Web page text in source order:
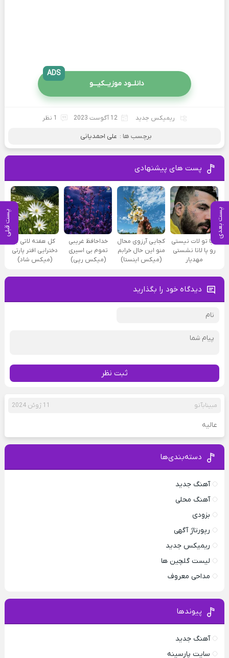
پست بعدی پست قبلی
دانلــود موزیــکیـــو
ADS
ریمیکس جدید 12 آگوست 2023 1 نظر
برچسب ها : علی احمدیانی
پست های پیشنهادی
بابا تو لات نیستی
رو پا لاتا نشستی
مهدیار
کجایی آرزوی محال
منو این حال خرابم
(میکس اینستا)
خداحافظ غریبی
تموم بی اسیری
(میکس رپی)
کل هفته لاتی با
دخترایی افتر پارتی
(میکس شاد)
دیدگاه خود را بگذارید
ثبت نظر
مبینابآنو 11 ژوئن 2024
عالیه
دسته‌بندی‌ها
آهنگ جدید
آهنگ محلی
بزودی
رپورتاژ آگهی
ریمیکس جدید
لیست گلچین ها
مداحی معروف
پیوندها
آهنگ جدید
سایت پارسینه